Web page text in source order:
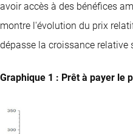
avoir accès à des bénéfices
montre l'évolution du prix
dépasse la croissance relative
Graphique 1 : Prêt à payer le